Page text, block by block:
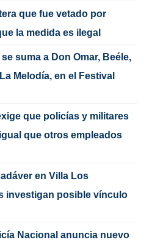
que fue vetado por
la medida es ilegal
suma a Don Omar, Beéle,
Melodía, en el Festival
que policías y militares
que otros empleados
en Villa Los
investigan posible vínculo
Nacional anuncia nuevo